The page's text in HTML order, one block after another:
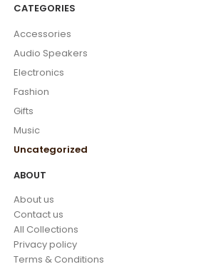
CATEGORIES
Accessories
Audio Speakers
Electronics
Fashion
Gifts
Music
Uncategorized
ABOUT
About us
Contact us
All Collections
Privacy policy
Terms & Conditions